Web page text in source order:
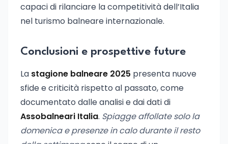
capaci di rilanciare la competitività dell’Italia
nel turismo balneare internazionale.
Conclusioni e prospettive future
La stagione balneare 2025 presenta nuove
sfide e criticità rispetto al passato, come
documentato dalle analisi e dai dati di
Assobalneari Italia. Spiagge affollate solo la
domenica e presenze in calo durante il resto